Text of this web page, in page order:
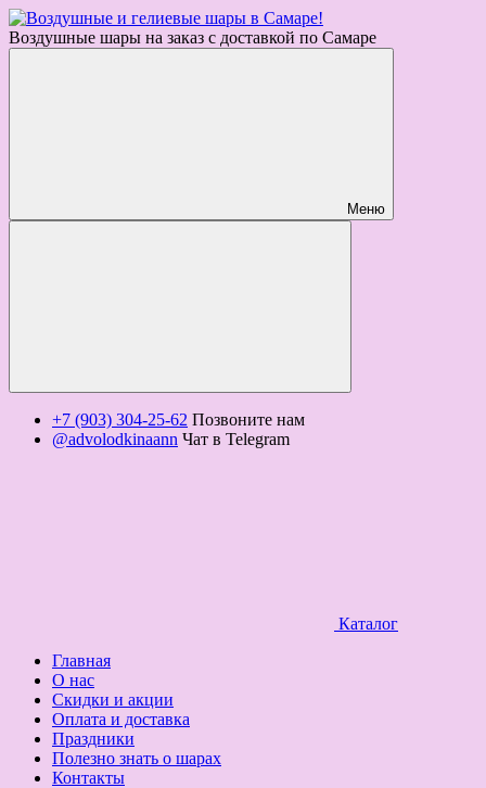
Воздушные шары на заказ с доставкой по Самаре
Меню
+7 (903) 304-25-62 Позвоните нам
@advolodkinaann Чат в Telegram
Каталог
Главная
О нас
Скидки и акции
Оплата и доставка
Праздники
Полезно знать о шарах
Контакты